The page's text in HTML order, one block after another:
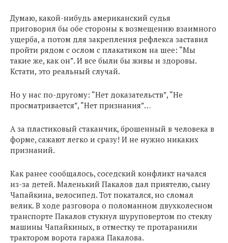
Думаю, какой-нибудь американский судья
приговорил бы обе стороны к возмещению взаимного
ущерба, а потом для закрепления рефлекса заставил
пройти рядом с ослом с плакатиком на шее: “Мы
такие же, как он”. И все были бы живы и здоровы.
Кстати, это реальный случай.
Но у нас по-другому: “Нет доказательств”, “Не
просматривается”, “Нет признания”…
А за пластиковый стаканчик, брошенный в человека в
форме, сажают легко и сразу! И не нужно никаких
признаний.
Как ранее сообщалось, соседский конфликт начался
из-за детей. Маленький Пакалов дал приятелю, сыну
Чапайкина, велосипед. Тот покатался, но сломал
велик. В ходе разговора о поломанном двухколесном
транспорте Пакалов стукнул шуруповертом по стеклу
машины Чапайкиных, в отместку те протаранили
трактором ворота гаража Пакалова.